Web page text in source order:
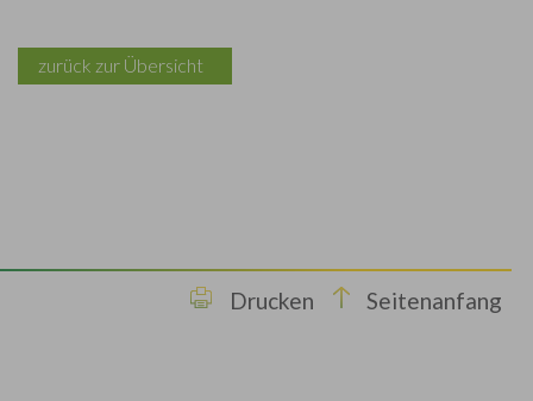
zurück zur Übersicht
Drucken Seitenanfang